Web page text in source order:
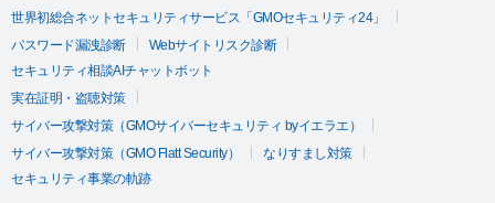
世界初総合ネットセキュリティサービス「GMOセキュリティ24」
パスワード漏洩診断
Webサイトリスク診断
セキュリティ相談AIチャットボット
実在証明・盗聴対策
サイバー攻撃対策（GMOサイバーセキュリティ byイエラエ）
サイバー攻撃対策（GMO Flatt Security）
なりすまし対策
セキュリティ事業の軌跡